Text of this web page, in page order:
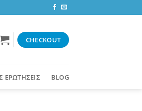
Ελλάδα ή δωρεάν για αγορές 50+ ευρώ
CHECKOUT
ΕΡΩΤΗΣΕΙΣ BLOG